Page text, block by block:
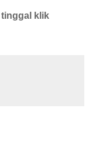
tinggal klik